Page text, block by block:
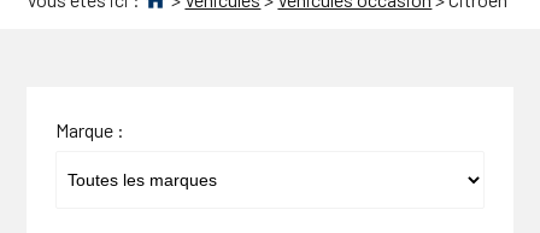
Marque :